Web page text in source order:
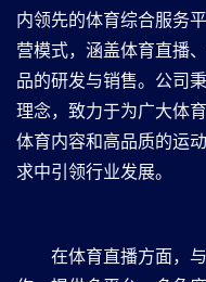
内领先的体育综合服务
营模式，涵盖体育直播
品的研发与销售。公司
理念，致力于为广大体
体育内容和高品质的运
求中引领行业发展。
在体育直播方面，